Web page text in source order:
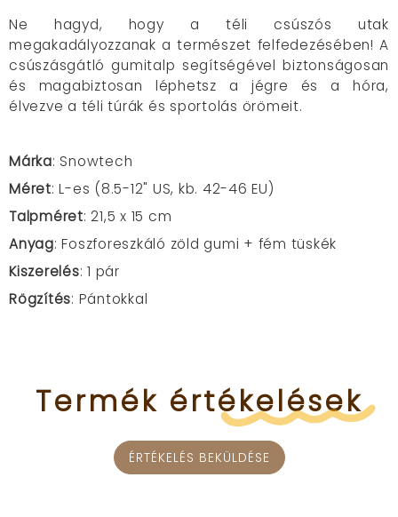
Ne hagyd, hogy a téli csúszós utak
megakadályozzanak a természet felfedezésében!A
csúszásgátló gumitalp segítségével biztonságosan
és magabiztosan léphetsz a jégre és a hóra,
élvezve a téli túrák és sportolás örömeit.
Márka: Snowtech
Méret: L-es (8.5-12" US, kb. 42-46 EU)
Talpméret: 21,5 x 15 cm
Anyag: Foszforeszkáló zöld gumi + fém tüskék
Kiszerelés: 1 pár
Rögzítés: Pántokkal
Termék értékelések
ÉRTÉKELÉS BEKÜLDÉSE